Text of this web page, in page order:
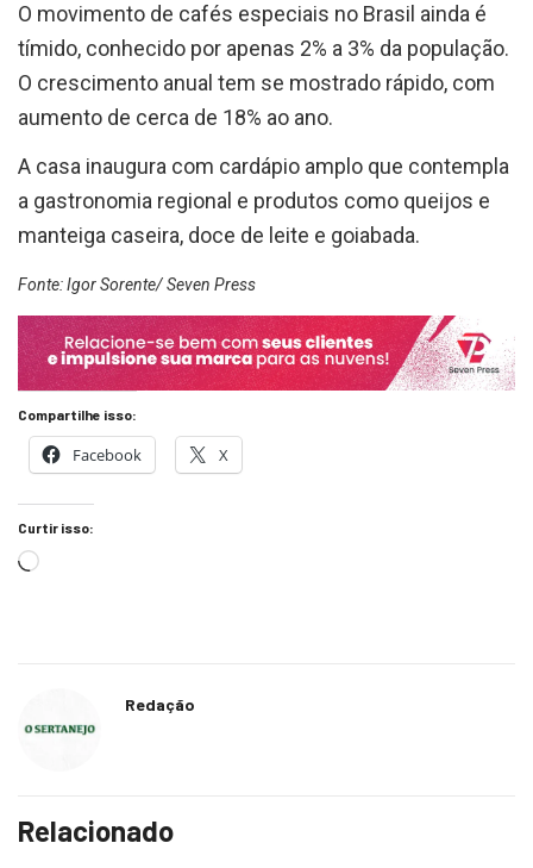
O movimento de cafés especiais no Brasil ainda é
tímido, conhecido por apenas 2% a 3% da população.
O crescimento anual tem se mostrado rápido, com
aumento de cerca de 18% ao ano.
A casa inaugura com cardápio amplo que contempla
a gastronomia regional e produtos como queijos e
manteiga caseira, doce de leite e goiabada.
Fonte: Igor Sorente/ Seven Press
Compartilhe isso:
Facebook X
Curtir isso:
Redação
Relacionado